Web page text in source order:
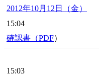
2012年10月12日（金）
15:04
確認書（PDF）
15:03